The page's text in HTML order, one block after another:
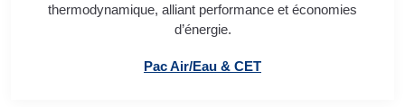
thermodynamique, alliant performance et économies
d’énergie.
Pac Air/Eau & CET